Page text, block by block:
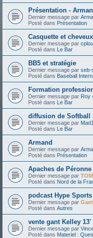
Présentation -
Dernier message par
Posté dans Présentation
Casquette et
Dernier message par
Posté dans Le Bar
BB5 et stratégie
Dernier message par seb-
Posté dans Baseball
Formation
Dernier message par Roy
Posté dans Le Bar
diffusion de Softball
Dernier message par
Posté dans Le Bar
Armand
Dernier message par
Posté dans Présentation
Apaches de Péronne
Dernier message par
Posté dans Nord de la
podcast Hype
Dernier message par
Posté dans Autres
vente gant Kelley 13'
Dernier message par
Posté dans Materiel :